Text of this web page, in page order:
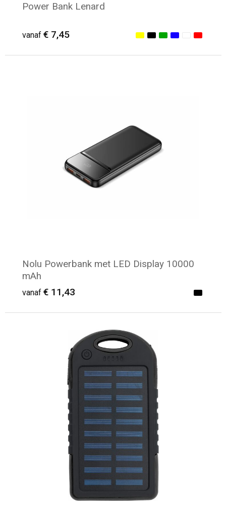
Power Bank Lenard
vanaf € 7,45
Nolu Powerbank met LED Display 10000
mAh
vanaf € 11,43
Minimale afname: 8